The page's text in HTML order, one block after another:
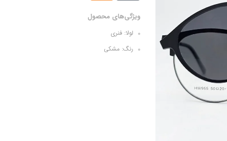
ویژگی‌های محصول
لولا: فنری
رنگ: مشکی